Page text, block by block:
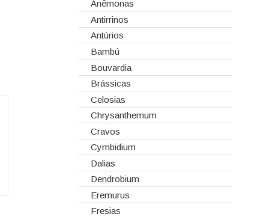
Corantes
Embalagens
Esponjas
Estruturas
Fitas
Gaiolas
Lanternas
Madeiras
Spray
Tabuleiros/Bases
Telas/Tecidos
Vidros
Dia dos Namorados
Natal
Anêmonas
Antirrinos
Antúrios
Bambú
Bouvardia
Brássicas
Celosias
Chrysanthemum
Cravos
Cymbidium
Dalias
Dendrobium
Eremurus
Fresias